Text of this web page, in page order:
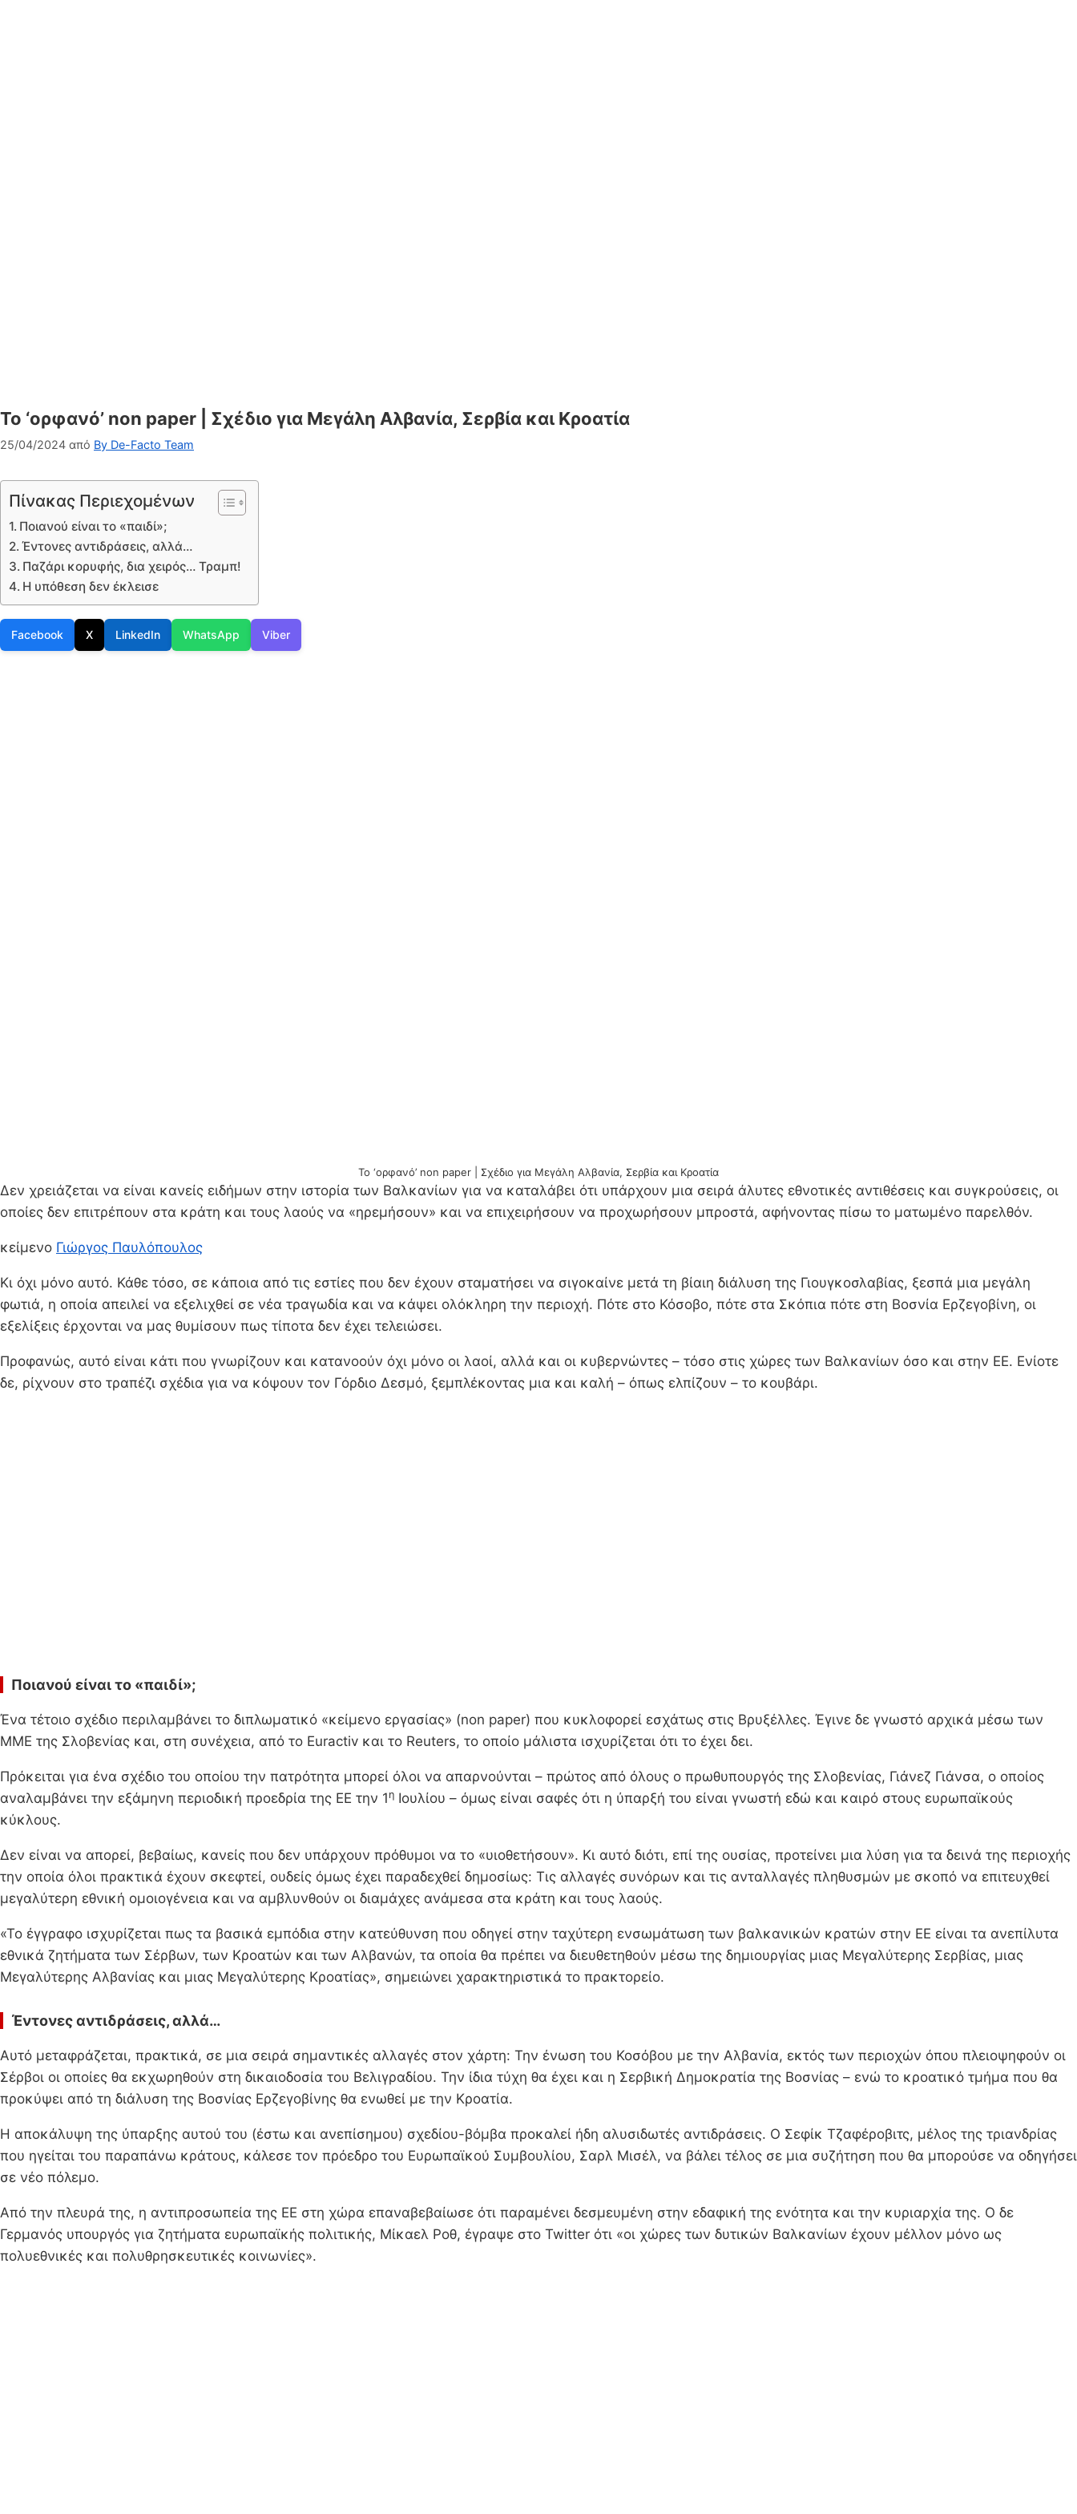
To ‘ορφανό’ non paper | Σχέδιο για Μεγάλη Αλβανία, Σερβία και Κροατία
25/04/2024 από By De-Facto Team
Πίνακας Περιεχομένων
Ποιανού είναι το «παιδί»;
Έντονες αντιδράσεις, αλλά…
Παζάρι κορυφής, δια χειρός… Τραμπ!
Η υπόθεση δεν έκλεισε
Facebook X LinkedIn WhatsApp Viber
To ‘ορφανό’ non paper | Σχέδιο για Μεγάλη Αλβανία, Σερβία και Κροατία
Δεν χρειάζεται να είναι κανείς ειδήμων στην ιστορία των Βαλκανίων για να καταλάβει ότι υπάρχουν μια σειρά άλυτες εθνοτικές αντιθέσεις και συγκρούσεις, οι
οποίες δεν επιτρέπουν στα κράτη και τους λαούς να «ηρεμήσουν» και να επιχειρήσουν να προχωρήσουν μπροστά, αφήνοντας πίσω το ματωμένο παρελθόν.
κείμενο Γιώργος Παυλόπουλος
Κι όχι μόνο αυτό. Κάθε τόσο, σε κάποια από τις εστίες που δεν έχουν σταματήσει να σιγοκαίνε μετά τη βίαιη διάλυση της Γιουγκοσλαβίας, ξεσπά μια μεγάλη
φωτιά, η οποία απειλεί να εξελιχθεί σε νέα τραγωδία και να κάψει ολόκληρη την περιοχή. Πότε στο Κόσοβο, πότε στα Σκόπια πότε στη Βοσνία Ερζεγοβίνη, οι
εξελίξεις έρχονται να μας θυμίσουν πως τίποτα δεν έχει τελειώσει.
Προφανώς, αυτό είναι κάτι που γνωρίζουν και κατανοούν όχι μόνο οι λαοί, αλλά και οι κυβερνώντες – τόσο στις χώρες των Βαλκανίων όσο και στην ΕΕ. Ενίοτε
δε, ρίχνουν στο τραπέζι σχέδια για να κόψουν τον Γόρδιο Δεσμό, ξεμπλέκοντας μια και καλή – όπως ελπίζουν – το κουβάρι.
Ποιανού είναι το «παιδί»;
Ένα τέτοιο σχέδιο περιλαμβάνει το διπλωματικό «κείμενο εργασίας» (non paper) που κυκλοφορεί εσχάτως στις Βρυξέλλες. Έγινε δε γνωστό αρχικά μέσω των
ΜΜΕ της Σλοβενίας και, στη συνέχεια, από το Euractiv και το Reuters, το οποίο μάλιστα ισχυρίζεται ότι το έχει δει.
Πρόκειται για ένα σχέδιο του οποίου την πατρότητα μπορεί όλοι να απαρνούνται – πρώτος από όλους ο πρωθυπουργός της Σλοβενίας, Γιάνεζ Γιάνσα, ο οποίος
αναλαμβάνει την εξάμηνη περιοδική προεδρία της ΕΕ την 1 η Ιουλίου – όμως είναι σαφές ότι η ύπαρξή του είναι γνωστή εδώ και καιρό στους ευρωπαϊκούς
κύκλους.
Δεν είναι να απορεί, βεβαίως, κανείς που δεν υπάρχουν πρόθυμοι να το «υιοθετήσουν». Κι αυτό διότι, επί της ουσίας, προτείνει μια λύση για τα δεινά της περιοχής
την οποία όλοι πρακτικά έχουν σκεφτεί, ουδείς όμως έχει παραδεχθεί δημοσίως: Τις αλλαγές συνόρων και τις ανταλλαγές πληθυσμών με σκοπό να επιτευχθεί
μεγαλύτερη εθνική ομοιογένεια και να αμβλυνθούν οι διαμάχες ανάμεσα στα κράτη και τους λαούς.
«Το έγγραφο ισχυρίζεται πως τα βασικά εμπόδια στην κατεύθυνση που οδηγεί στην ταχύτερη ενσωμάτωση των βαλκανικών κρατών στην ΕΕ είναι τα ανεπίλυτα
εθνικά ζητήματα των Σέρβων, των Κροατών και των Αλβανών, τα οποία θα πρέπει να διευθετηθούν μέσω της δημιουργίας μιας Μεγαλύτερης Σερβίας, μιας
Μεγαλύτερης Αλβανίας και μιας Μεγαλύτερης Κροατίας», σημειώνει χαρακτηριστικά το πρακτορείο.
Έντονες αντιδράσεις, αλλά…
Αυτό μεταφράζεται, πρακτικά, σε μια σειρά σημαντικές αλλαγές στον χάρτη: Την ένωση του Κοσόβου με την Αλβανία, εκτός των περιοχών όπου πλειοψηφούν οι
Σέρβοι οι οποίες θα εκχωρηθούν στη δικαιοδοσία του Βελιγραδίου. Την ίδια τύχη θα έχει και η Σερβική Δημοκρατία της Βοσνίας – ενώ το κροατικό τμήμα που θα
προκύψει από τη διάλυση της Βοσνίας Ερζεγοβίνης θα ενωθεί με την Κροατία.
Η αποκάλυψη της ύπαρξης αυτού του (έστω και ανεπίσημου) σχεδίου-βόμβα προκαλεί ήδη αλυσιδωτές αντιδράσεις. Ο Σεφίκ Τζαφέροβιτς, μέλος της τριανδρίας
που ηγείται του παραπάνω κράτους, κάλεσε τον πρόεδρο του Ευρωπαϊκού Συμβουλίου, Σαρλ Μισέλ, να βάλει τέλος σε μια συζήτηση που θα μπορούσε να οδηγήσει
σε νέο πόλεμο.
Από την πλευρά της, η αντιπροσωπεία της ΕΕ στη χώρα επαναβεβαίωσε ότι παραμένει δεσμευμένη στην εδαφική της ενότητα και την κυριαρχία της. Ο δε
Γερμανός υπουργός για ζητήματα ευρωπαϊκής πολιτικής, Μίκαελ Ροθ, έγραψε στο Twitter ότι «οι χώρες των δυτικών Βαλκανίων έχουν μέλλον μόνο ως
πολυεθνικές και πολυθρησκευτικές κοινωνίες».